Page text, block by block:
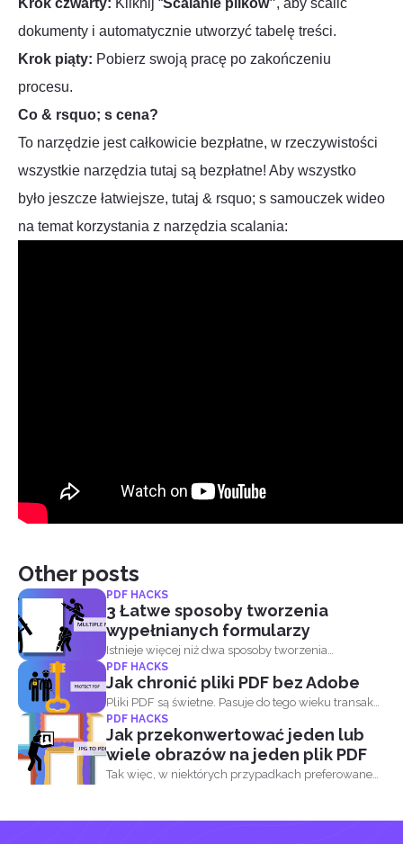
Krok czwarty: Kliknij “Scalanie plików”, aby scalić
dokumenty i automatycznie utworzyć tabelę treści.
Krok piąty: Pobierz swoją pracę po zakończeniu
procesu.
Co & rsquo; s cena?
To narzędzie jest całkowicie bezpłatne, w rzeczywistości
wszystkie narzędzia tutaj są bezpłatne! Aby wszystko
było jeszcze łatwiejsze, tutaj & rsquo; s samouczek wideo
na temat korzystania z narzędzia scalania:
Other posts
PDF HACKS
3 Łatwe sposoby tworzenia
wypełnianych formularzy
Istnieje więcej niż dwa sposoby tworzenia
wypełnialnego formularza...
PDF HACKS
Jak chronić pliki PDF bez Adobe
Pliki PDF są świetne. Pasuje do tego wieku transakcji
bez...
PDF HACKS
Jak przekonwertować jeden lub
wiele obrazów na jeden plik PDF
Tak więc, w niektórych przypadkach preferowane